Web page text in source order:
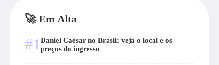
🚀 Em Alta
#1 Daniel Caesar no Brasil; veja o local e os
preços do ingresso